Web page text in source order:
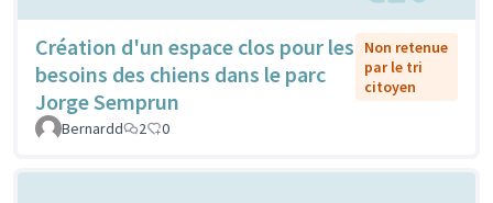
Création d'un espace clos pour les
besoins des chiens dans le parc
Jorge Semprun
Non retenue
par le tri
citoyen
Bernardd 2 0